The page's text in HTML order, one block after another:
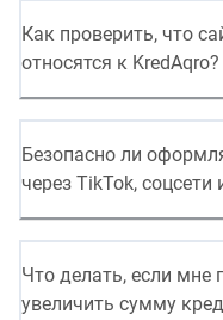
Как проверить, что
относятся к KredAqro?
Безопасно ли
через TikTok,
Что делать, если
увеличить сумму